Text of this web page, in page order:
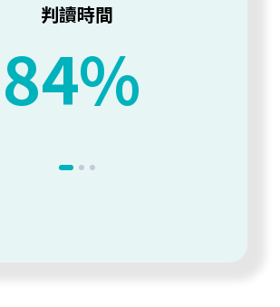
判讀正確率
15%